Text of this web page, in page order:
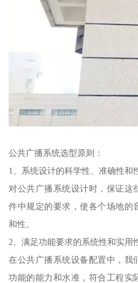
公共广播系统选型原则：
1、系统设计的科学性、准确性和
对公共广播系统设计时，保证这
件中规定的要求，使各个场地的
和性。
2、满足功能要求的系统性和实用
在公共广播系统设备配置中，我
功能的能力和水准，符合工程实